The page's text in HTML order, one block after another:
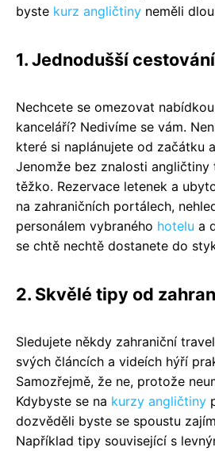
byste kurz angličtiny neměli
1. Jednodušší
Nechcete se omezovat
kanceláří? Nedivíme se vám.
které si naplánujete od začátku
Jenomže bez znalosti angličtiny
těžko. Rezervace letenek a
na zahraničních portálech,
personálem vybraného hotelu a
se chtě nechtě dostanete do
2. Skvělé tipy od
Sledujete někdy zahraniční
svých článcích a videích hýří
Samozřejmě, že ne, protože
Kdybyste se na kurzy angličtiny
dozvěděli byste se spoustu
Například tipy související s